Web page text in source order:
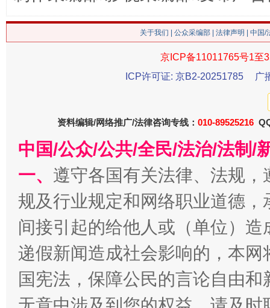
在谋一域中谋全局
习近平的博鳌关键词
魏明亮
关于我们 公众采编部 法律声明 | 中国
京ICP备11011765号1至
ICP许可证: 京B2-20251785
广
资料编辑/网络推广/法律咨询专线： 010-89525216
中国/公众/公共/全民/法治/法制/
一、 遵守各国有关法律、法规
规及行业规定和网络职业道德
间接引起的给他人或（单位）
递假新闻造成社会影响的，本
国宪法，保障公民的言论自由